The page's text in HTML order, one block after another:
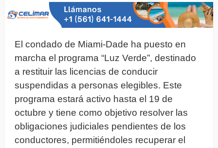
El condado de Miami-Dade ha puesto en
marcha el programa “Luz Verde”, destinado
a restituir las licencias de conducir
suspendidas a personas elegibles. Este
programa estará activo hasta el 19 de
octubre y tiene como objetivo resolver las
obligaciones judiciales pendientes de los
conductores, permitiéndoles recuperar el